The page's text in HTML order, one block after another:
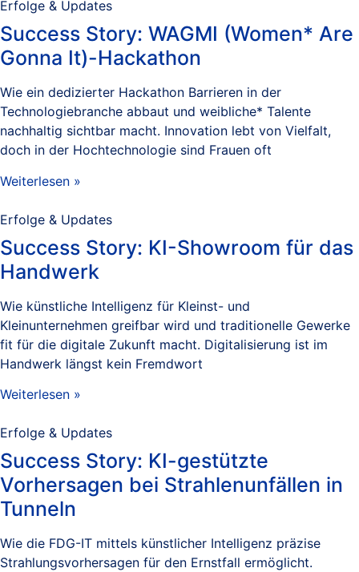
Erfolge & Updates
Success Story: WAGMI (Women* Are
Gonna It)-Hackathon
Wie ein dedizierter Hackathon Barrieren in der
Technologiebranche abbaut und weibliche* Talente
nachhaltig sichtbar macht. Innovation lebt von Vielfalt,
doch in der Hochtechnologie sind Frauen oft
Weiterlesen »
Erfolge & Updates
Success Story: KI-Showroom für das
Handwerk
Wie künstliche Intelligenz für Kleinst- und
Kleinunternehmen greifbar wird und traditionelle Gewerke
fit für die digitale Zukunft macht. Digitalisierung ist im
Handwerk längst kein Fremdwort
Weiterlesen »
Erfolge & Updates
Success Story: KI-gestützte
Vorhersagen bei Strahlenunfällen in
Tunneln
Wie die FDG-IT mittels künstlicher Intelligenz präzise
Strahlungsvorhersagen für den Ernstfall ermöglicht.